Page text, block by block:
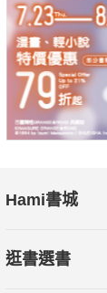
Hami書城
逛書選書